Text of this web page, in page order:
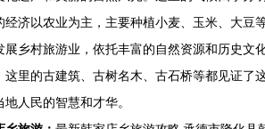
经济以农业为主，主要种植小麦、玉米、大豆
展乡村旅游业，依托丰富的自然资源和历史
这里的古建筑、古树名木、古石桥等都见证了
人民的智慧和才华。